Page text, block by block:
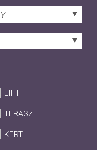
LIFT
TERASZ
KERT